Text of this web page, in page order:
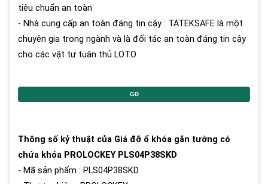
tiêu chuẩn an toàn
- Nhà cung cấp an toàn đáng tin cậy : TATEKSAFE là một
chuyên gia trong ngành và là đối tác an toàn đáng tin cậy
cho các vật tư tuân thủ LOTO
Thông số kỷ thuật của Giá đỡ ổ khóa gắn tường có
chứa khóa PROLOCKEY PLS04P38SKD
- Mã sản phẩm : PLS04P38SKD